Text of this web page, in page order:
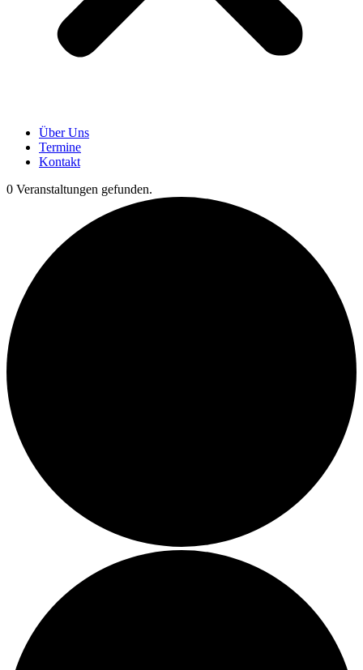
Über Uns
Termine
Kontakt
0 Veranstaltungen gefunden.